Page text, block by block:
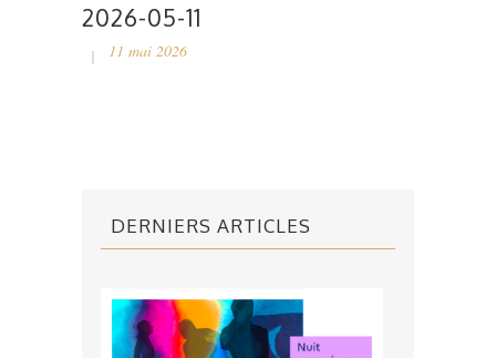
2026-05-11
11 mai 2026
DERNIERS ARTICLES